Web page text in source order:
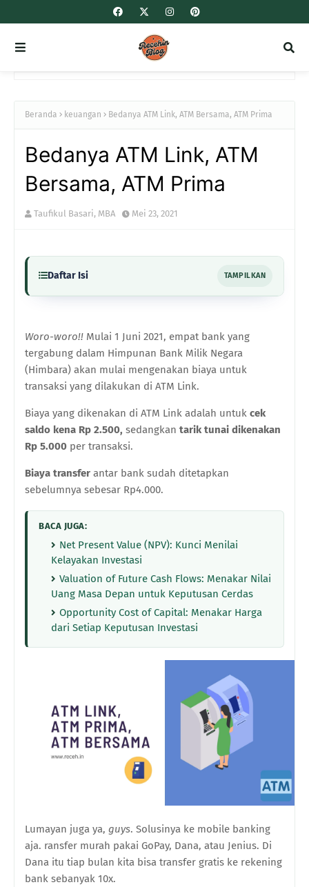
Beranda keuangan Bedanya ATM Link, ATM Bersama, ATM Prima
Bedanya ATM Link, ATM
Bersama, ATM Prima
Taufikul Basari, MBA Mei 23, 2021
Daftar Isi TAMPILKAN
Woro-woro!! Mulai 1 Juni 2021, empat bank yang
tergabung dalam Himpunan Bank Milik Negara
(Himbara) akan mulai mengenakan biaya untuk
transaksi yang dilakukan di ATM Link.
Biaya yang dikenakan di ATM Link adalah untuk cek
saldo kena Rp 2.500, sedangkan tarik tunai dikenakan
Rp 5.000 per transaksi.
Biaya transfer antar bank sudah ditetapkan
sebelumnya sebesar Rp4.000.
BACA JUGA:
Net Present Value (NPV): Kunci Menilai
Kelayakan Investasi
Valuation of Future Cash Flows: Menakar Nilai
Uang Masa Depan untuk Keputusan Cerdas
Opportunity Cost of Capital: Menakar Harga
dari Setiap Keputusan Investasi
Lumayan juga ya, guys. Solusinya ke mobile banking
aja. ransfer murah pakai GoPay, Dana, atau Jenius. Di
Dana itu tiap bulan kita bisa transfer gratis ke rekening
bank sebanyak 10x.